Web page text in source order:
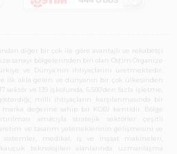
diğer bir çok ile göre avantajlı ve rekabetçi
sanayi bölgelerinden biri olan Ostim Organize
ve Dünya’nın ihtiyaçlarını üretmektedir.
ilk akla gelen ve dünyanın bir çok ülkesinden
sektör ve 139 işkolunda, 6.500’den fazla işletme,
milli ihtiyaçların karşılanmasında bir
marka değerine sahip bir KOBİ kentidir. Bölge
amacıyla stratejik sektörler çeşitli
ve tasarım yeteneklerinin gelişmesini ve
sistemler, medikal, iş ve inşaat makineleri,
teknolojileri alanlarında uzmanlaşma